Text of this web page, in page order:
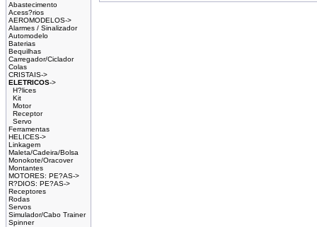
Abastecimento
Acess?rios
AEROMODELOS->
Alarmes / Sinalizador
Automodelo
Baterias
Bequilhas
Carregador/Ciclador
Colas
CRISTAIS->
ELETRICOS->
H?lices
Kit
Motor
Receptor
Servo
Ferramentas
HELICES->
Linkagem
Maleta/Cadeira/Bolsa
Monokote/Oracover
Montantes
MOTORES: PE?AS->
R?DIOS: PE?AS->
Receptores
Rodas
Servos
Simulador/Cabo Trainer
Spinner